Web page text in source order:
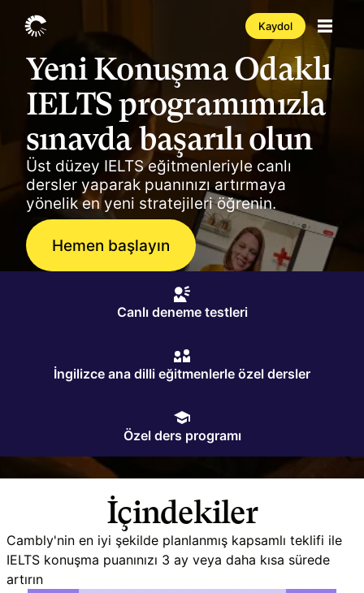
Kaydol
Yeni Konuşma Odaklı
IELTS programımızla
sınavda başarılı olun
Üst düzey IELTS eğitmenleriyle canlı
dersler yaparak puanınızı artırmaya
yönelik en yeni stratejileri öğrenin.
Hemen başlayın
Canlı deneme testleri
İngilizce ana dilli eğitmenlerle özel dersler
Özel ders programı
İçindekiler
Cambly'nin en iyi şekilde planlanmış kapsamlı teklifi ile
IELTS konuşma puanınızı 3 ay veya daha kısa sürede
artırın